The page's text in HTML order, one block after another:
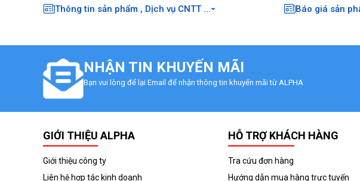
Thông tin sản phẩm , Dịch vụ CNTT ... Báo giá sản
NHẬN TIN KHUYẾN MÃI
Bạn vui lòng để lại Email để nhận thông tin khuyến mãi từ ALPHA
GIỚI THIỆU ALPHA
Giới thiệu công ty
Liên hệ hợp tác kinh doanh
HỖ TRỢ KHÁCH HÀNG
Tra cứu đơn hàng
Hướng dẫn mua hàng trực tuyến